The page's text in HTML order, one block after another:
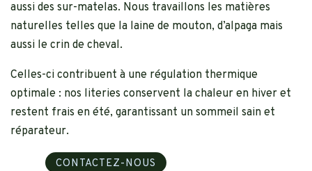
aussi des sur-matelas. Nous travaillons les matières
naturelles telles que la laine de mouton, d’alpaga mais
aussi le crin de cheval.
Celles-ci contribuent à une régulation thermique
optimale : nos literies conservent la chaleur en hiver et
restent frais en été, garantissant un sommeil sain et
réparateur.
CONTACTEZ-NOUS